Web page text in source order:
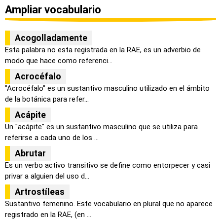
Ampliar vocabulario
Acogolladamente
Esta palabra no esta registrada en la RAE, es un adverbio de
modo que hace como referenci...
Acrocéfalo
"Acrocéfalo" es un sustantivo masculino utilizado en el ámbito
de la botánica para refer...
Acápite
Un "acápite" es un sustantivo masculino que se utiliza para
referirse a cada uno de los ...
Abrutar
Es un verbo activo transitivo se define como entorpecer y casi
privar a alguien del uso d...
Artrostíleas
Sustantivo femenino. Este vocabulario en plural que no aparece
registrado en la RAE, (en ...